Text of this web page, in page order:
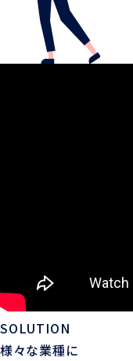
SOLUTION
様々な業種に